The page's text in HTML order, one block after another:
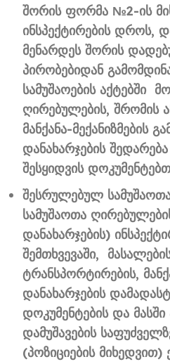
შორის ფორმა №2-ის
ინსპექტირების დროს,
მენარდეს შორის
პირობებიდან
სამუშაოების აქტებში
ღირებულების, შრომის
მანქანა-მექანიზმების
დანახარჯების
შესყიდვის
შესრულებულ სამუშაოთა
სამუშაოთა
დანახარჯების)
შემთხვევაში,
ტრანსპორტირების,
დანახარჯების
დოკუმენტების და
დამუშავების
(პოზიციების